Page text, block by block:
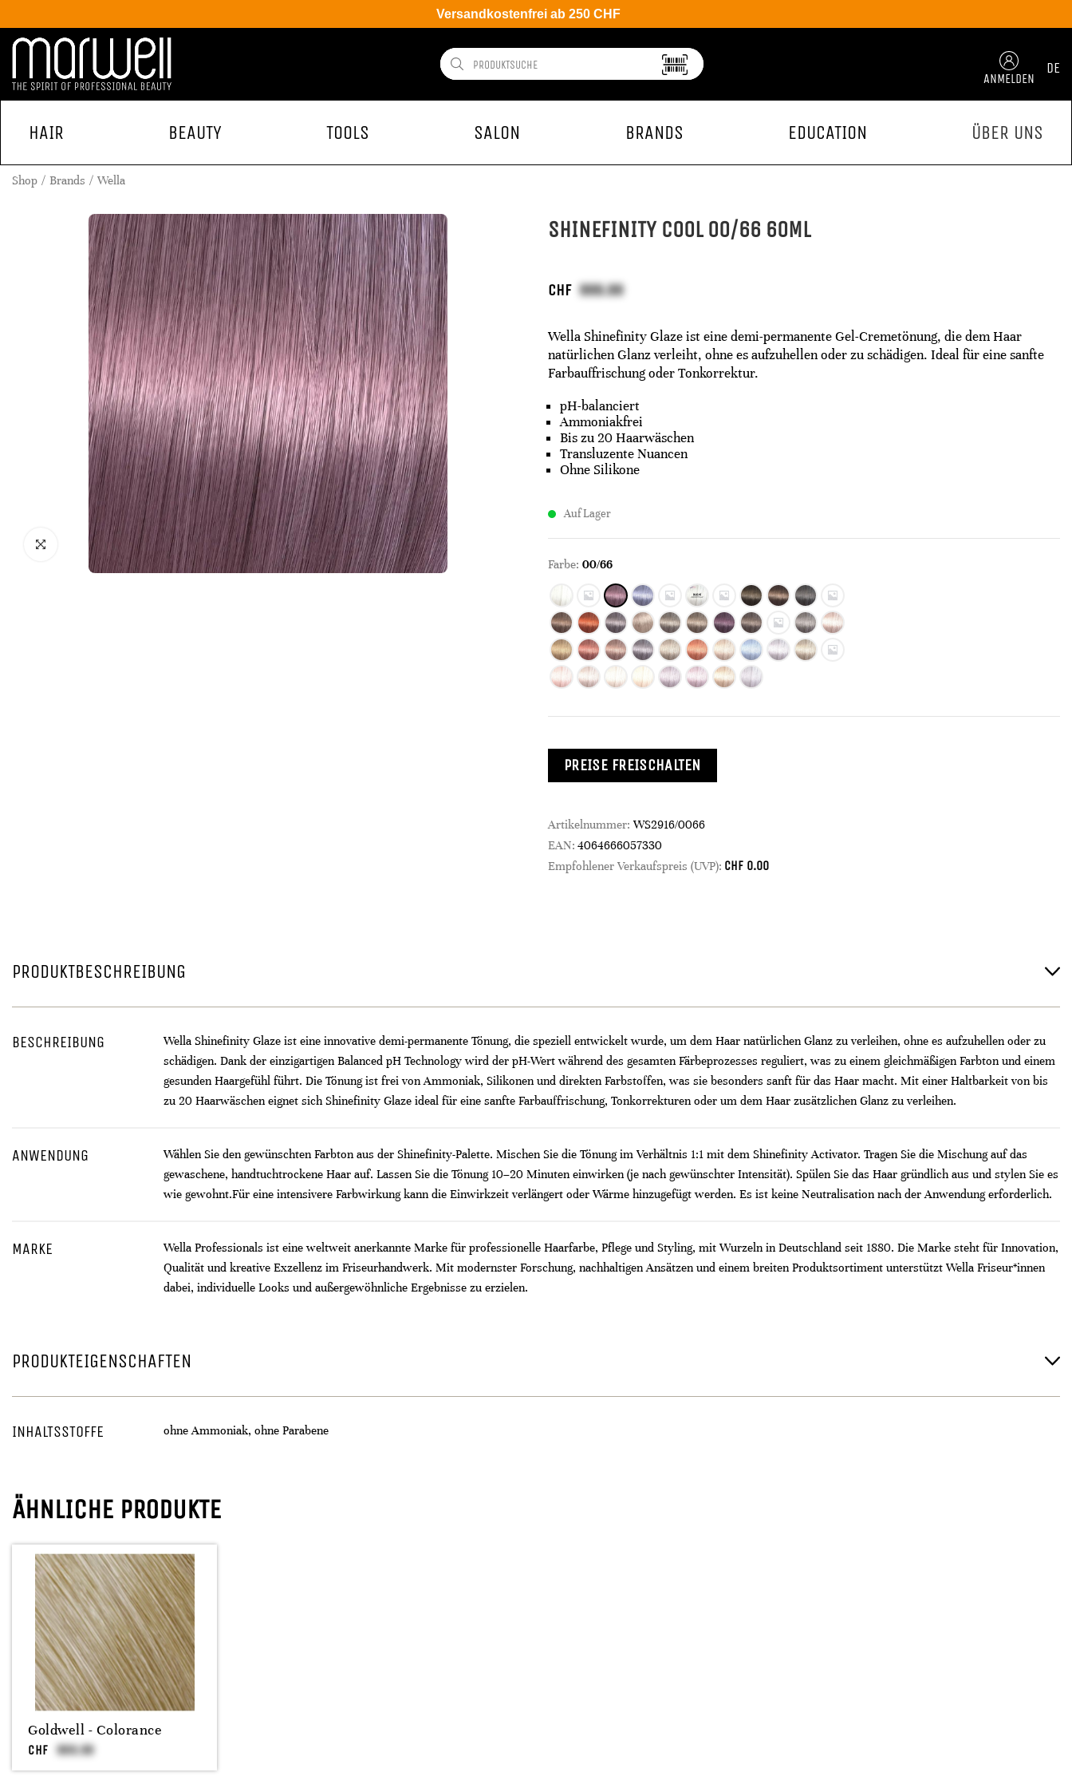
Versandkostenfrei ab 250 CHF
ANMELDEN
DE
HAIR BEAUTY TOOLS SALON BRANDS EDUCATION ÜBER UNS
Shop Brands Wella
SHINEFINITY COOL 00/66 60ML
CHF
Wella Shinefinity Glaze ist eine demi-permanente Gel-Cremetönung, die dem Haar
natürlichen Glanz verleiht, ohne es aufzuhellen oder zu schädigen. Ideal für eine sanfte
Farbauffrischung oder Tonkorrektur.
pH-balanciert
Ammoniakfrei
Bis zu 20 Haarwäschen
Transluzente Nuancen
Ohne Silikone
Auf Lager
Farbe: 00/66
PREISE FREISCHALTEN
Artikelnummer: WS2916/0066
EAN: 4064666057330
Empfohlener Verkaufspreis (UVP): CHF 0.00
PRODUKTBESCHREIBUNG
BESCHREIBUNG
Wella Shinefinity Glaze ist eine innovative demi-permanente Tönung, die speziell entwickelt wurde, um dem Haar natürlichen Glanz zu verleihen, ohne es aufzuhellen oder zu
schädigen. Dank der einzigartigen Balanced pH Technology wird der pH-Wert während des gesamten Färbeprozesses reguliert, was zu einem gleichmäßigen Farbton und einem
gesunden Haargefühl führt. Die Tönung ist frei von Ammoniak, Silikonen und direkten Farbstoffen, was sie besonders sanft für das Haar macht. Mit einer Haltbarkeit von bis
zu 20 Haarwäschen eignet sich Shinefinity Glaze ideal für eine sanfte Farbauffrischung, Tonkorrekturen oder um dem Haar zusätzlichen Glanz zu verleihen.​
ANWENDUNG
Wählen Sie den gewünschten Farbton aus der Shinefinity-Palette. Mischen Sie die Tönung im Verhältnis 1:1 mit dem Shinefinity Activator. Tragen Sie die Mischung auf das
gewaschene, handtuchtrockene Haar auf. Lassen Sie die Tönung 10–20 Minuten einwirken (je nach gewünschter Intensität). Spülen Sie das Haar gründlich aus und stylen Sie es
wie gewohnt.​ Für eine intensivere Farbwirkung kann die Einwirkzeit verlängert oder Wärme hinzugefügt werden. Es ist keine Neutralisation nach der Anwendung erforderlich.
MARKE
Wella Professionals ist eine weltweit anerkannte Marke für professionelle Haarfarbe, Pflege und Styling, mit Wurzeln in Deutschland seit 1880. Die Marke steht für Innovation,
Qualität und kreative Exzellenz im Friseurhandwerk. Mit modernster Forschung, nachhaltigen Ansätzen und einem breiten Produktsortiment unterstützt Wella Friseur*innen
dabei, individuelle Looks und außergewöhnliche Ergebnisse zu erzielen.
PRODUKTEIGENSCHAFTEN
INHALTSSTOFFE ohne Ammoniak, ohne Parabene
ÄHNLICHE PRODUKTE
Goldwell - Colorance
CHF